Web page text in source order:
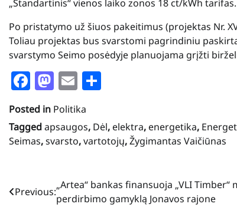
„Standartinis“ vienos laiko zonos 18 ct/kWh tarifas.
Po pristatymo už šiuos pakeitimus (projektas Nr.
Toliau projektas bus svarstomi pagrindiniu
svarstymo Seimo posėdyje planuojama grįžti
Facebook
Mastodon
Email
Posted in Politika
Taggedapsaugos, Dėl, elektra, energetika,
Seimas,svarsto,vartotojų,Žygimantas Vaičiūnas
Navigacija
Previous:
„Artea“ bankas finansuoja „VLI Timber“
perdirbimo gamyklą Jonavos rajone